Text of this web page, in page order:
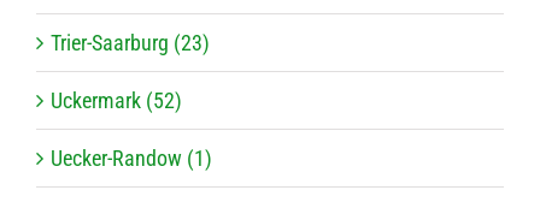
Trier-Saarburg (23)
Uckermark (52)
Uecker-Randow (1)